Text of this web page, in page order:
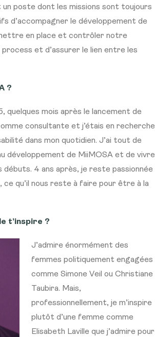
poste dont les missions sont toujours
d’accompagner le développement de
en place et contrôler notre
et d’assurer le lien entre les
?
quelques mois après le lancement de
consultante et j’étais en recherche
dans mon quotidien. J’ai tout de
développement de MiiMOSA et de vivre
4 ans après, je reste passionnée
qu’il nous reste à faire pour être à la
t’inspire ?
J’admire énormément des
femmes politiquement engagées
comme Simone Veil ou Christiane
Taubira. Mais,
professionnellement, je m’inspire
plutôt d’une femme comme
Elisabeth Laville que j’admire pour